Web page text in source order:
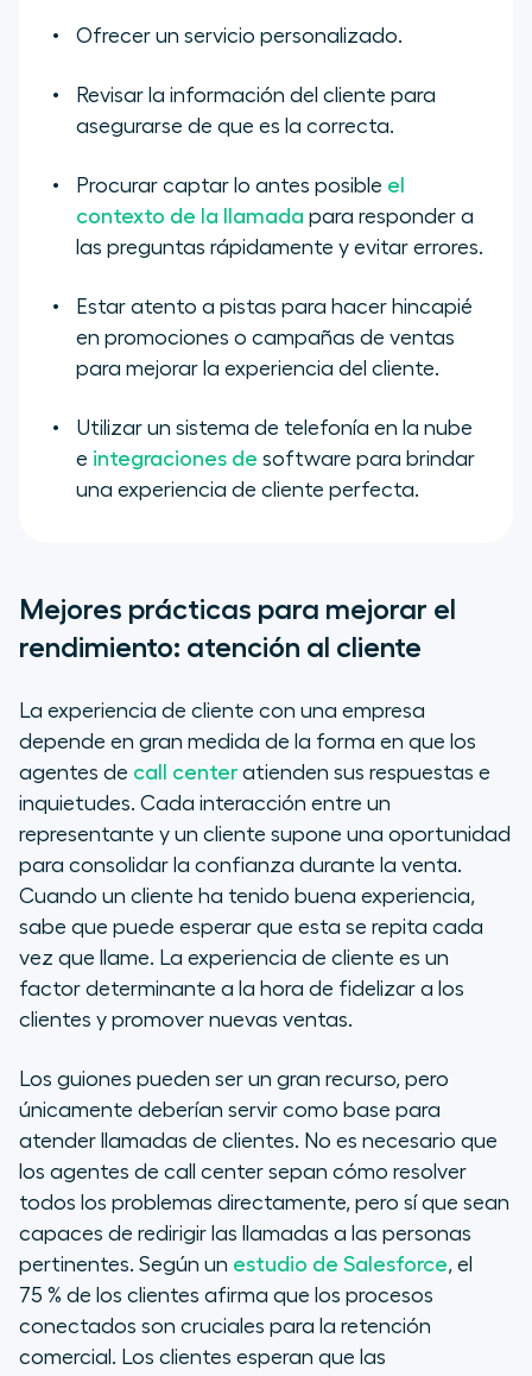
Ofrecer un servicio personalizado.
Revisar la información del cliente para
asegurarse de que es la correcta.
Procurar captar lo antes posible el
contexto de la llamada para responder a
las preguntas rápidamente y evitar errores.
Estar atento a pistas para hacer hincapié
en promociones o campañas de ventas
para mejorar la experiencia del cliente.
Utilizar un sistema de telefonía en la nube
e integraciones de software para brindar
una experiencia de cliente perfecta.
Mejores prácticas para mejorar el
rendimiento: atención al cliente
La experiencia de cliente con una empresa
depende en gran medida de la forma en que los
agentes de call center atienden sus respuestas e
inquietudes. Cada interacción entre un
representante y un cliente supone una oportunidad
para consolidar la confianza durante la venta.
Cuando un cliente ha tenido buena experiencia,
sabe que puede esperar que esta se repita cada
vez que llame. La experiencia de cliente es un
factor determinante a la hora de fidelizar a los
clientes y promover nuevas ventas.
Los guiones pueden ser un gran recurso, pero
únicamente deberían servir como base para
atender llamadas de clientes. No es necesario que
los agentes de call center sepan cómo resolver
todos los problemas directamente, pero sí que sean
capaces de redirigir las llamadas a las personas
pertinentes. Según un estudio de Salesforce, el
75 % de los clientes afirma que los procesos
conectados son cruciales para la retención
comercial. Los clientes esperan que las